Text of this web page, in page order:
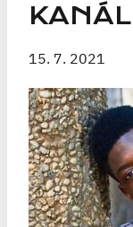
15. 7. 2021